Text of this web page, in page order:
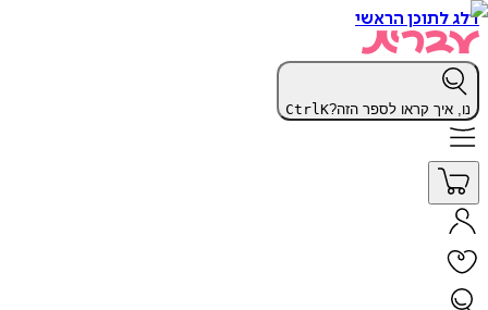
דלג לתוכן הראשי
נו, איך קראו לספר הזה? CtrlK